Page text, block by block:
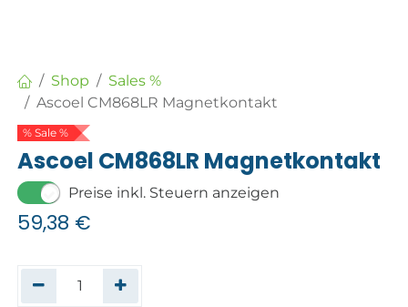
Shop
Sales %
Ascoel CM868LR Magnetkontakt
% Sale %
Ascoel CM868LR Magnetkontakt
Preise inkl. Steuern anzeigen
59,38 €